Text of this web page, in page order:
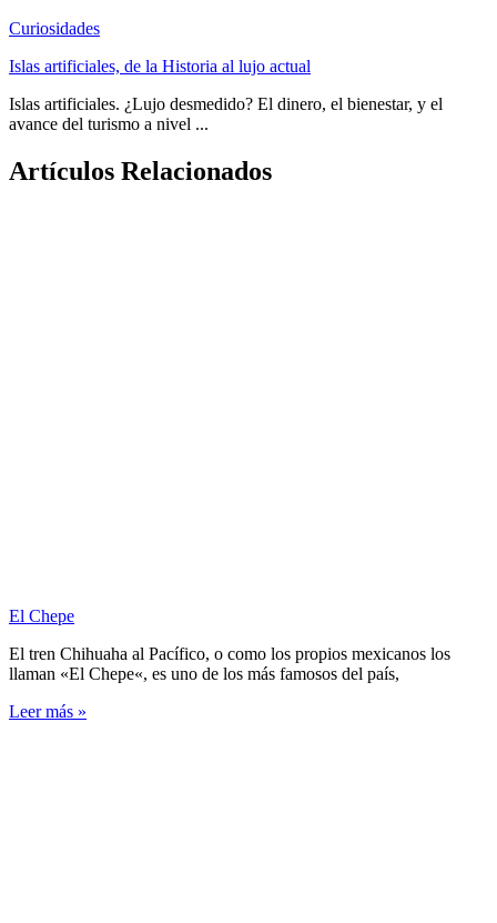
Curiosidades
Islas artificiales, de la Historia al lujo actual
Islas artificiales. ¿Lujo desmedido? El dinero, el bienestar, y el
avance del turismo a nivel ...
Artículos Relacionados
El Chepe
El tren Chihuaha al Pacífico, o como los propios mexicanos los
llaman «El Chepe«, es uno de los más famosos del país,
Leer más »